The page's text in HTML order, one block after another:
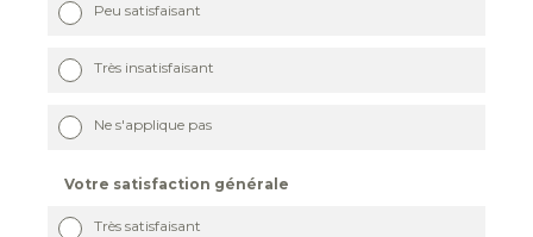
Peu satisfaisant
Très insatisfaisant
Ne s'applique pas
Votre satisfaction générale
Très satisfaisant